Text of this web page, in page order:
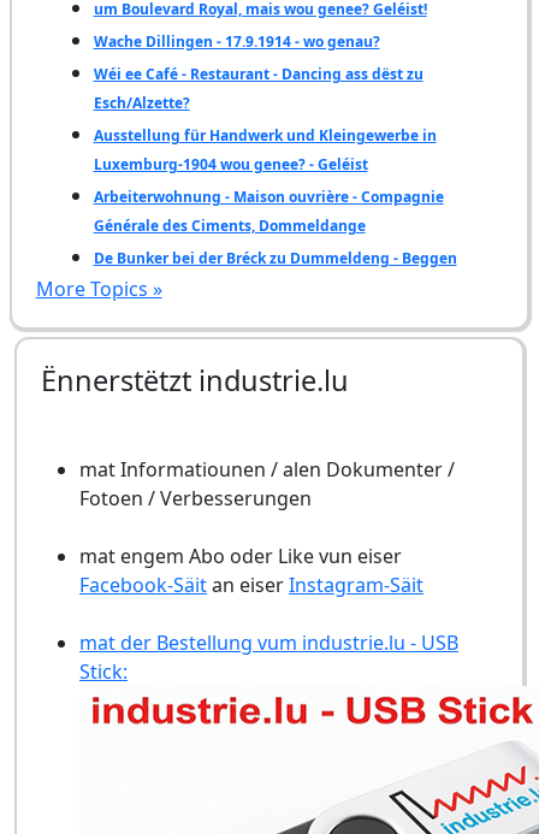
um Boulevard Royal, mais wou genee? Geléist!
Wache Dillingen - 17.9.1914 - wo genau?
Wéi ee Café - Restaurant - Dancing ass dëst zu
Esch/Alzette?
Ausstellung für Handwerk und Kleingewerbe in
Luxemburg-1904 wou genee? - Geléist
Arbeiterwohnung - Maison ouvrière - Compagnie
Générale des Ciments, Dommeldange
De Bunker bei der Bréck zu Dummeldeng - Beggen
More Topics »
Ënnerstëtzt industrie.lu
mat Informatiounen / alen Dokumenter /
Fotoen / Verbesserungen
mat engem Abo oder Like vun eiser
Facebook-Säitan eiserInstagram-Säit
mat der Bestellung vum industrie.lu - USB
Stick: